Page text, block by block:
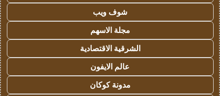
شوف ويب
مجلة الاسهم
الشرقية الاقتصادية
عالم الايفون
مدونة كوكان